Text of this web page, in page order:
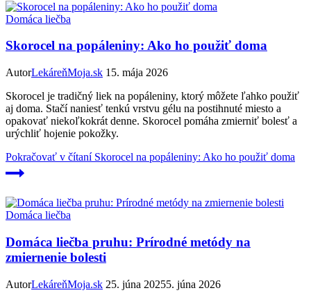
Domáca liečba
Skorocel na popáleniny: Ako ho použiť doma
AutorLekáreňMoja.sk 15. mája 2026
Skorocel je tradičný liek na popáleniny, ktorý môžete ľahko použiť
aj doma. Stačí naniesť tenkú vrstvu gélu na postihnuté miesto a
opakovať niekoľkokrát denne. Skorocel pomáha zmierniť bolesť a
urýchliť hojenie pokožky.
Pokračovať v čítaníSkorocel na popáleniny: Ako ho použiť doma
Domáca liečba
Domáca liečba pruhu: Prírodné metódy na
zmiernenie bolesti
AutorLekáreňMoja.sk 25. júna 20255. júna 2026